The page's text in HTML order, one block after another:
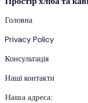
Головна
Privacy Policy
Консультація
Наші контакти
Наша адреса: